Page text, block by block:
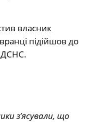
власник
підійшов до
ДСНС.
з’ясували, що